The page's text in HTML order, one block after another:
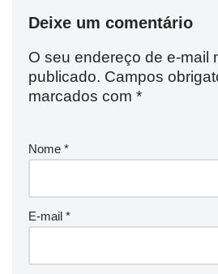
Deixe um comentário
O seu endereço de e-mail
publicado. Campos
marcados com *
Nome *
E-mail *